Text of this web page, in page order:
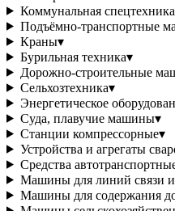
Коммунальная спецтехника
Подъёмно-транспортные
Краны▾
Бурильная техника▾
Дорожно-строительные
Сельхозтехника▾
Энергетическое
Суда, плавучие машины▾
Станции компрессорные▾
Устройства и агрегаты
Средства
Машины для линий связи и
Машины для содержания